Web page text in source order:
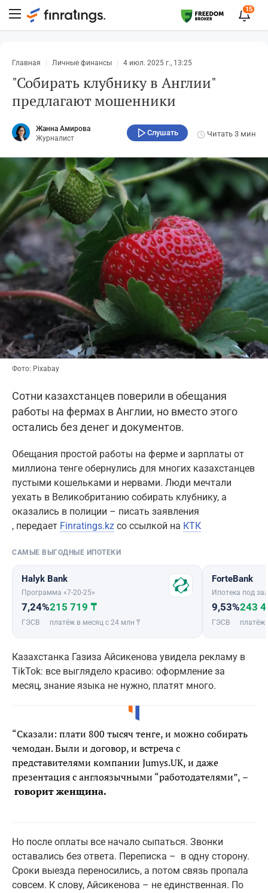
15
Главная Личные финансы 4 июл. 2025 г., 13:25
"Собирать клубнику в Англии"
предлагают мошенники
Жанна Амирова
Журналист
Слушать Читать 3 мин
Фото: Pixabay
Сотни казахстанцев поверили в обещания
работы на фермах в Англии, но вместо этого
остались без денег и документов.
Обещания простой работы на ферме и зарплаты от
миллиона тенге обернулись для многих казахстанцев
пустыми кошельками и нервами. Люди мечтали
уехать в Великобританию собирать клубнику, а
оказались в полиции – писать заявления
, передает Finratings.kz со ссылкой на КТК
САМЫЕ ВЫГОДНЫЕ ИПОТЕКИ
Halyk Bank
Программа «7-20-25»
7,24%
ГЭСВ
215 719 ₸
платёж в месяц с 24 млн ₸
ForteBank
Ипотека под
9,53%
ГЭСВ
243
платёж
Казахстанка Газиза Айсикенова увидела рекламу в
TikTok: все выглядело красиво: оформление за
месяц, знание языка не нужно, платят много.
“Сказали: плати 800 тысяч тенге, и можно собирать
чемодан. Были и договор, и встреча с
представителями компании Jumys.UK, и даже
презентация с англоязычными “работодателями”, –
говорит женщина.
Но после оплаты все начало сыпаться. Звонки
оставались без ответа. Переписка – в одну сторону.
Сроки выезда переносились, а потом связь пропала
совсем. К слову, Айсикенова – не единственная. По